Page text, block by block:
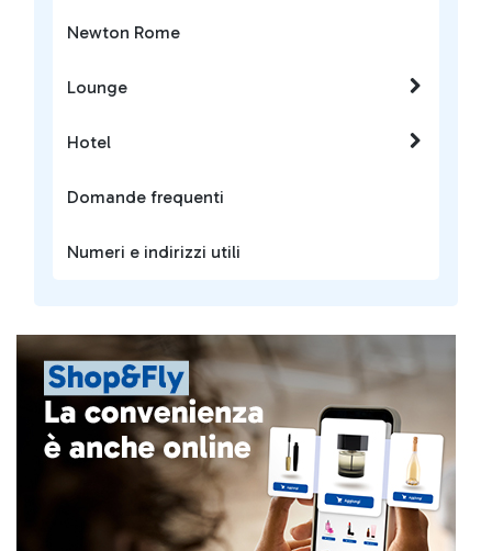
Newton Rome
Lounge
Hotel
Domande frequenti
Numeri e indirizzi utili